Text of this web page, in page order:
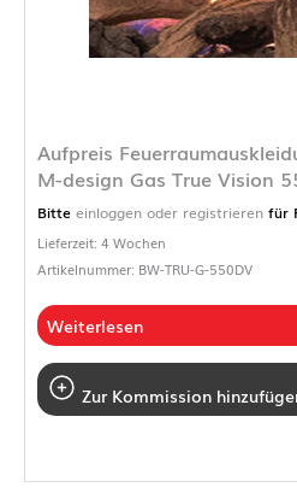
Aufpreis
M-design Gas True Vision
Bitte einloggen oder registrieren für
Lieferzeit: 4 Wochen
Artikelnummer: BW-TRU-G-550DV
Weiterlesen
Zur Kommission